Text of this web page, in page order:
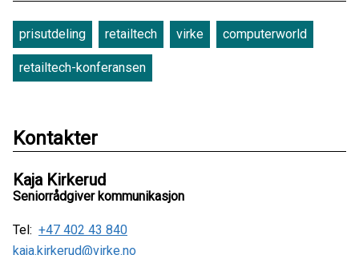
prisutdeling retailtech virke computerworld
retailtech-konferansen
Kontakter
Kaja Kirkerud
Seniorrådgiver kommunikasjon
Tel: +47 402 43 840
kaja.kirkerud@virke.no